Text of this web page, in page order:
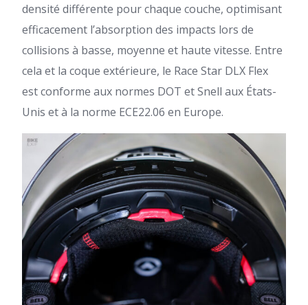
densité différente pour chaque couche, optimisant
efficacement l’absorption des impacts lors de
collisions à basse, moyenne et haute vitesse. Entre
cela et la coque extérieure, le Race Star DLX Flex
est conforme aux normes DOT et Snell aux États-
Unis et à la norme ECE22.06 en Europe.